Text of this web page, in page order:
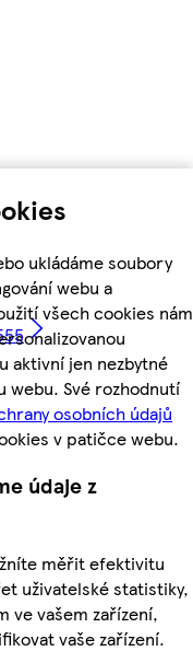
ukládáme soubory
webu a
všech cookies nám
aktivní jen nezbytné
Své rozhodnutí
osobních údajů
v patičce webu.
údaje z
měřit efektivitu
uživatelské statistiky,
ve vašem zařízení,
vaše zařízení.